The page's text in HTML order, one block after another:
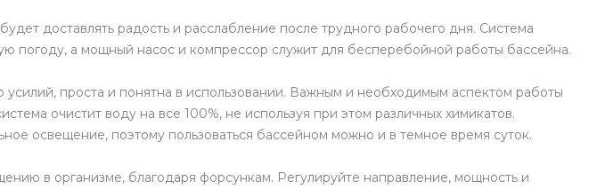
доставлять радость и расслабление после трудного рабочего дня. Система
погоду, а мощный насос и компрессор служит для бесперебойной работы бассейна.
проста и понятна в использовании. Важным и необходимым аспектом работы
очистит воду на все 100%, не используя при этом различных химикатов.
освещение, поэтому пользоваться бассейном можно и в темное время суток.
в организме, благодаря форсункам. Регулируйте направление, мощность и